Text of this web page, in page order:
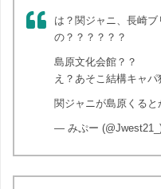
は？関ジャニ、長崎
の？？？？？？
島原文化会館？？
え？あそこ結構キャ
関ジャニが島原くると
— みぷー